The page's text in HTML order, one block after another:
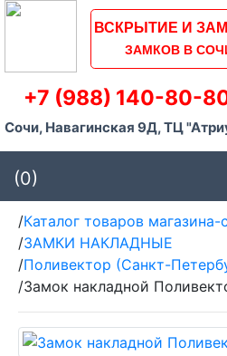
ВСКРЫТИЕ И
ЗАМКОВ В
+7 (988) 140-80-
Сочи, Навагинская 9Д, ТЦ
(0)
/Каталог товаров
/ЗАМКИ НАКЛАДНЫЕ
/Поливектор (Санкт-
/Замок накладной